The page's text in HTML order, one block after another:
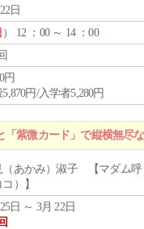
日
） 12 ：00 ～ 14 ：00
円
円/入学者5,280円
紫微カード」で縦横無尽
（あかみ）淑子 【マダム呼
コ）】
日 ～ 3月 22日